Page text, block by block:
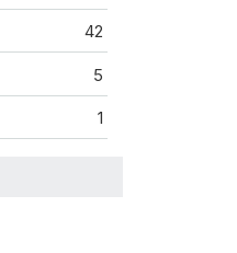
42
5
1